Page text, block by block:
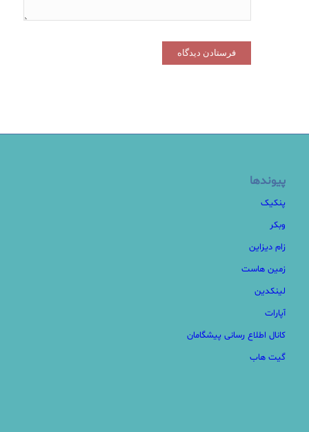
پیوندها
پنکیک
وبکر
زام دیزاین
زمین هاست
لینکدین
آپارات
کانال اطلاع رسانی پیشگامان
گیت هاب